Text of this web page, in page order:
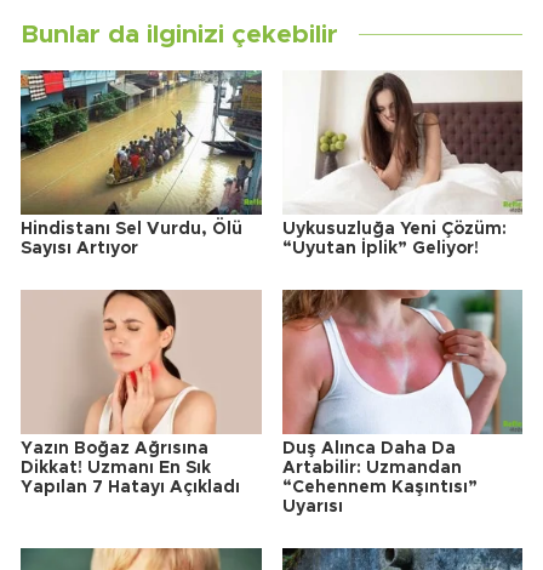
Bunlar da ilginizi çekebilir
Hindistanı Sel Vurdu, Ölü
Sayısı Artıyor
Uykusuzluğa Yeni Çözüm:
“Uyutan İplik” Geliyor!
Yazın Boğaz Ağrısına
Dikkat! Uzmanı En Sık
Yapılan 7 Hatayı Açıkladı
Duş Alınca Daha Da
Artabilir: Uzmandan
“Cehennem Kaşıntısı”
Uyarısı